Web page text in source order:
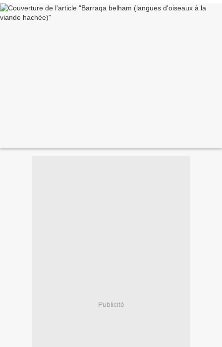
Publicité